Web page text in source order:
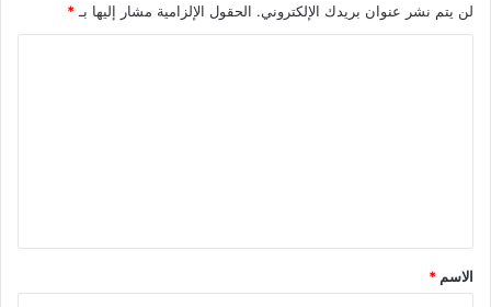
لن يتم نشر عنوان بريدك الإلكتروني. الحقول الإلزامية مشار إليها بـ *
ق
*
الاسم *